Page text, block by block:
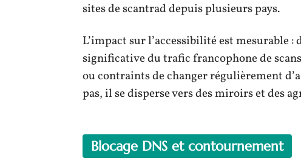
sites de scantrad depuis plusieurs pays.
L’impact sur l’accessibilité est mesurable
significative du trafic francophone de
ou contraints de changer régulièrement
pas, il se disperse vers des miroirs et des
Blocage DNS et contournement